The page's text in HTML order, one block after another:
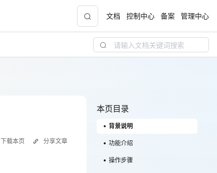
“一云多芯、一云多态”,国产化软件全面适配，
文档 控制中心 备案 管理中心
下载本页 分享文章
本页目录
背景说明
功能介绍
操作步骤